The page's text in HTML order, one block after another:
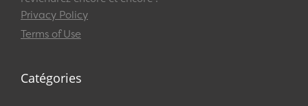
Privacy Policy
Terms of Use
Catégories